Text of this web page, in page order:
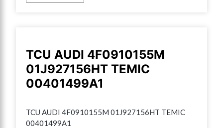
TCU AUDI 4F0910155M
01J927156HT TEMIC
00401499A1
TCU AUDI 4F0910155M 01J927156HT TEMIC
00401499A1